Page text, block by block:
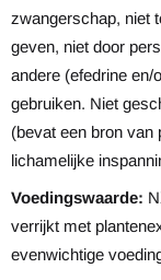
zwangerschap, niet
geven, niet door
andere (efedrine en/
gebruiken. Niet
(bevat een bron van
lichamelijke
Voedingswaarde:
verrijkt met
evenwichtige